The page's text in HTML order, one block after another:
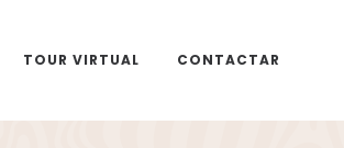
TOUR VIRTUAL CONTACTAR